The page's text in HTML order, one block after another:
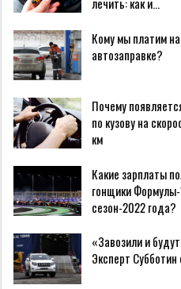
Кому мы платим на
автозаправке?
Почему
по кузову на
км
Какие зарплаты
гонщики Формулы-
сезон-2022 года?
«Завозили и
Эксперт